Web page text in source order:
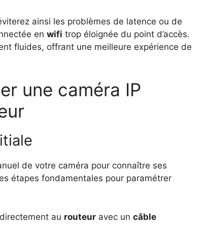
ainsi les problèmes de latence ou de
en wifi trop éloignée du point d’accès.
fluides, offrant une meilleure expérience de
une caméra IP
de votre caméra pour connaître ses
étapes fondamentales pour paramétrer
au routeur avec un câble